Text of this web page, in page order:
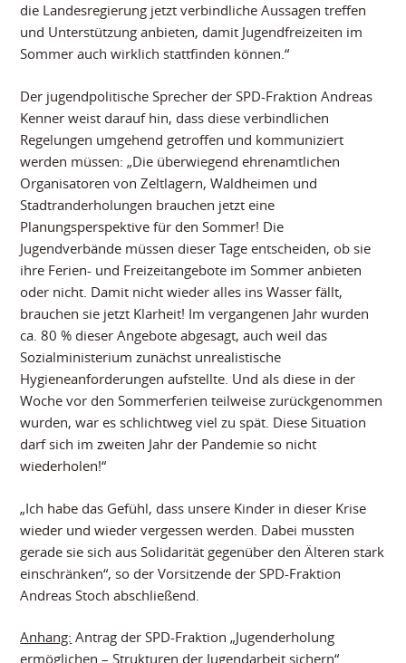
die Landesregierung jetzt verbindliche Aussagen treffen
und Unterstützung anbieten, damit Jugendfreizeiten im
Sommer auch wirklich stattfinden können.“
Der jugendpolitische Sprecher der SPD-Fraktion Andreas
Kenner weist darauf hin, dass diese verbindlichen
Regelungen umgehend getroffen und kommuniziert
werden müssen: „Die überwiegend ehrenamtlichen
Organisatoren von Zeltlagern, Waldheimen und
Stadtranderholungen brauchen jetzt eine
Planungsperspektive für den Sommer! Die
Jugendverbände müssen dieser Tage entscheiden, ob sie
ihre Ferien- und Freizeitangebote im Sommer anbieten
oder nicht. Damit nicht wieder alles ins Wasser fällt,
brauchen sie jetzt Klarheit! Im vergangenen Jahr wurden
ca. 80 % dieser Angebote abgesagt, auch weil das
Sozialministerium zunächst unrealistische
Hygieneanforderungen aufstellte. Und als diese in der
Woche vor den Sommerferien teilweise zurückgenommen
wurden, war es schlichtweg viel zu spät. Diese Situation
darf sich im zweiten Jahr der Pandemie so nicht
wiederholen!“
„Ich habe das Gefühl, dass unsere Kinder in dieser Krise
wieder und wieder vergessen werden. Dabei mussten
gerade sie sich aus Solidarität gegenüber den Älteren stark
einschränken“, so der Vorsitzende der SPD-Fraktion
Andreas Stoch abschließend.
Anhang: Antrag der SPD-Fraktion „Jugenderholung
ermöglichen – Strukturen der Jugendarbeit sichern“